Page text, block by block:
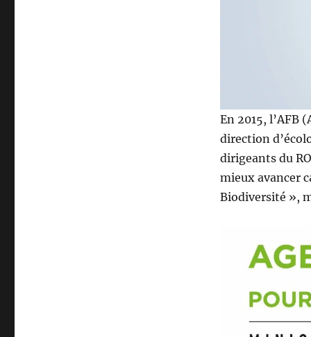
En 2015, l’AFB
direction
dirigeants du
mieux avancer
Biodiversité »,